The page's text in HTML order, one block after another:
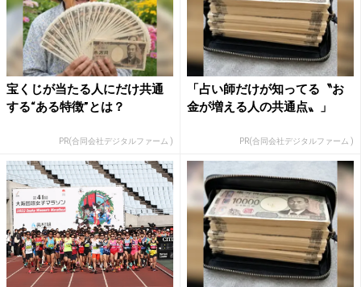
宝くじが当たる人にだけ共通
する“ある特徴”とは？
PR(合同会社デジタルファーム )
「占い師だけが知ってる〝お
金が増える人の共通点〟」
PR(合同会社デジタルファーム )